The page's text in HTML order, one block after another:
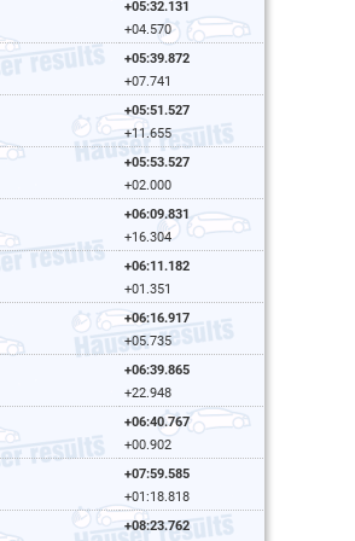
+05:32.131
+04.570
+05:39.872
+07.741
+05:51.527
+11.655
+05:53.527
+02.000
+06:09.831
+16.304
+06:11.182
+01.351
+06:16.917
+05.735
+06:39.865
+22.948
+06:40.767
+00.902
+07:59.585
+01:18.818
+08:23.762